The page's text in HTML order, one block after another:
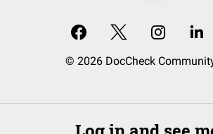
© 2026 DocCheck